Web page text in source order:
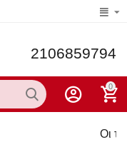
2106859794
0
Οι